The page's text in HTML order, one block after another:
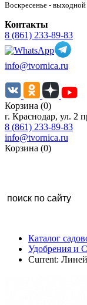
Воскресенье - выходной
Контакты
8 (861) 233-89-83
info@tvornica.ru
Корзина (0)
г. Краснодар, ул. 2
8 (861) 233-89-83
info@tvornica.ru
Корзина (0)
Каталог
Удобрения и
Current: